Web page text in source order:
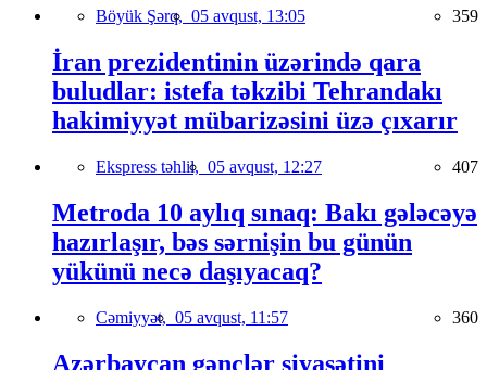
Böyük Şərq, 05 avqust, 13:05 359
İran prezidentinin üzərində qara
buludlar: istefa təkzibi Tehrandakı
hakimiyyət mübarizəsini üzə çıxarır
Ekspress təhlil, 05 avqust, 12:27 407
Metroda 10 aylıq sınaq: Bakı gələcəyə
hazırlaşır, bəs sərnişin bu günün
yükünü necə daşıyacaq?
Cəmiyyət, 05 avqust, 11:57 360
Azərbaycan gənclər siyasətini